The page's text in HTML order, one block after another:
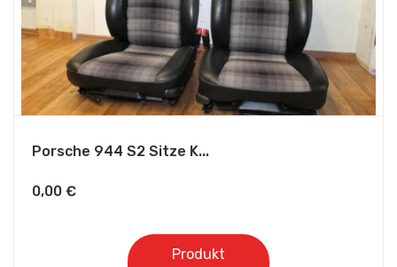
Porsche 944 S2 Sitze K...
0,00 €
Produkt